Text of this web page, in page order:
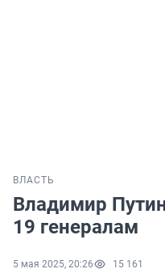
ВЛАСТЬ
Владимир
19 генералам
5 мая 2025, 20:26 15 161